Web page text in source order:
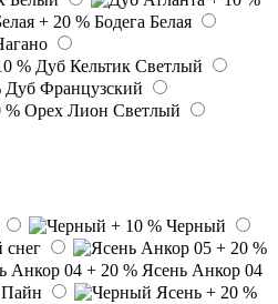
Бодега Белая
Дуб Кельтик Светлый
Дуб Французский
Орех Лион Светлый
Черный
снег
Ясень Анкор 04